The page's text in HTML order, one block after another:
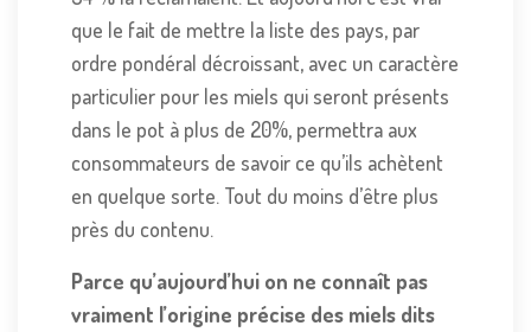
que le fait de mettre la liste des pays, par
ordre pondéral décroissant, avec un caractère
particulier pour les miels qui seront présents
dans le pot à plus de 20%, permettra aux
consommateurs de savoir ce qu’ils achètent
en quelque sorte. Tout du moins d’être plus
près du contenu.
Parce qu’aujourd’hui on ne connaît pas
vraiment l’origine précise des miels dits